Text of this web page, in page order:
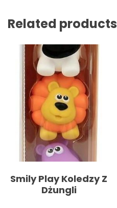
Related products
Smily Play Koledzy Z
Dżungli